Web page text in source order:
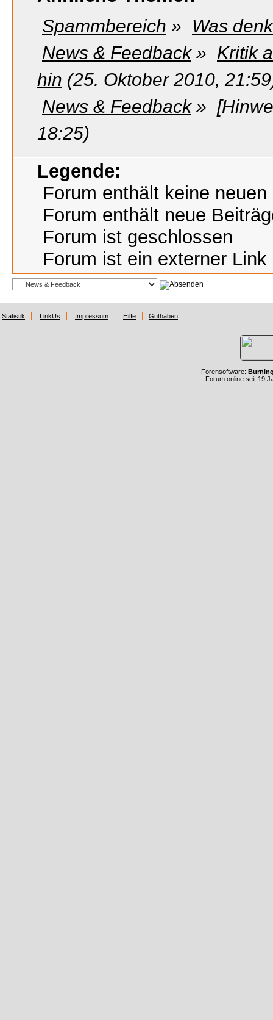
Spammbereich »
Was
News & Feedback» Kritik
hin (25. Oktober 2010,
News & Feedback»
18:25)
Legende:
Forum enthält keine neuen
Forum enthält neue
Forum ist geschlossen
Forum ist ein externer Link
Statistik LinkUs Impressum Hilfe Guthaben
Forensoftware:
Forum online seit 19